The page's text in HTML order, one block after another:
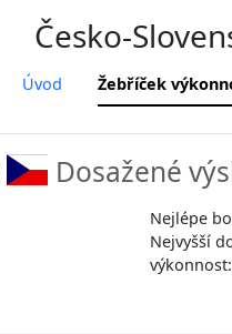
Česko-
Úvod Žebříček
Dosažené
Nejlépe
Nejvyšší
výkonnost: